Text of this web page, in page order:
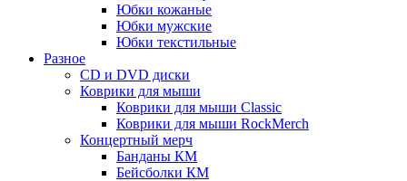
Юбки кожаные
Юбки мужские
Юбки текстильные
Разное
CD и DVD диски
Коврики для мыши
Коврики для мыши Classic
Коврики для мыши RockMerch
Концертный мерч
Банданы КМ
Бейсболки КМ